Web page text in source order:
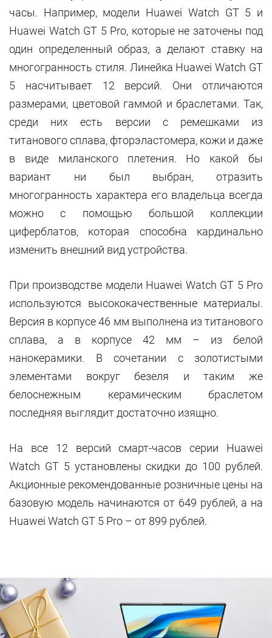
часы. Например, модели Huawei Watch GT 5 и
Huawei Watch GT 5 Pro, которые не заточены под
один определенный образ, а делают ставку на
многогранность стиля. Линейка Huawei Watch GT
5 насчитывает 12 версий. Они отличаются
размерами, цветовой гаммой и браслетами. Так,
среди них есть версии с ремешками из
титанового сплава, фторэластомера, кожи и даже
в виде миланского плетения. Но какой бы
вариант ни был выбран, отразить
многогранность характера его владельца всегда
можно с помощью большой коллекции
циферблатов, которая способна кардинально
изменить внешний вид устройства.
При производстве модели Huawei Watch GT 5 Pro
используются высококачественные материалы.
Версия в корпусе 46 мм выполнена из титанового
сплава, а в корпусе 42 мм – из белой
нанокерамики. В сочетании с золотистыми
элементами вокруг безеля и таким же
белоснежным керамическим браслетом
последняя выглядит достаточно изящно.
На все 12 версий смарт-часов серии Huawei
Watch GT 5 установлены скидки до 100 рублей.
Акционные рекомендованные розничные цены на
базовую модель начинаются от 649 рублей, а на
Huawei Watch GT 5 Pro – от 899 рублей.